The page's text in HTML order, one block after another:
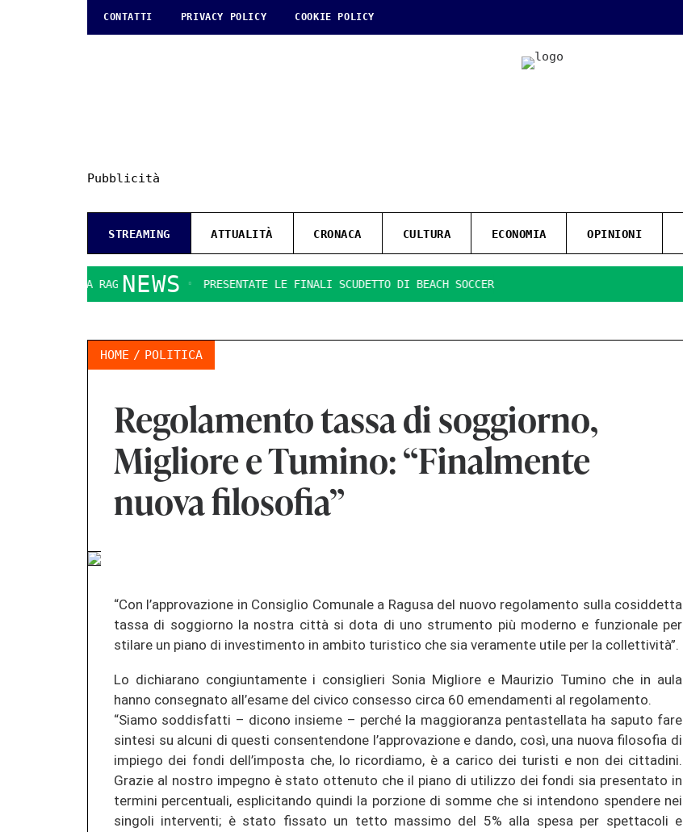
CONTATTI PRIVACY POLICY COOKIE POLICY
Pubblicità
STREAMING ATTUALITÀ CRONACA CULTURA ECONOMIA OPINIONI
NEWS
A RAGUSA IBLA. PRESENTATE LE FINALI SCUDETTO DI BEACH SOCCER
HOME POLITICA
Regolamento tassa di soggiorno,
Migliore e Tumino: “Finalmente
nuova filosofia”
“Con l’approvazione in Consiglio Comunale a Ragusa del nuovo regolamento sulla cosiddetta
tassa di soggiorno la nostra città si dota di uno strumento più moderno e funzionale per
stilare un piano di investimento in ambito turistico che sia veramente utile per la collettività”.
Lo dichiarano congiuntamente i consiglieri Sonia Migliore e Maurizio Tumino che in aula
hanno consegnato all’esame del civico consesso circa 60 emendamenti al regolamento.
“Siamo soddisfatti – dicono insieme – perché la maggioranza pentastellata ha saputo fare
sintesi su alcuni di questi consentendone l’approvazione e dando, così, una nuova filosofia di
impiego dei fondi dell’imposta che, lo ricordiamo, è a carico dei turisti e non dei cittadini.
Grazie al nostro impegno è stato ottenuto che il piano di utilizzo dei fondi sia presentato in
termini percentuali, esplicitando quindi la porzione di somme che si intendono spendere nei
singoli interventi; è stato fissato un tetto massimo del 5% alla spesa per spettacoli e